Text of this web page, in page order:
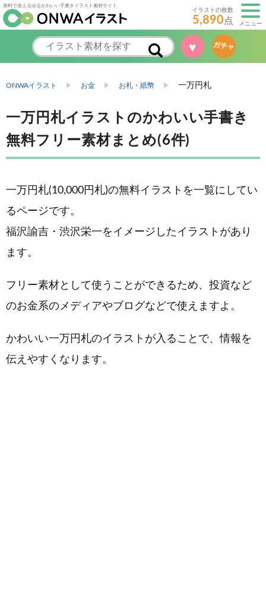
無料で使えるゆるかわいい手書きイラスト素材サイト
イラストの枚数
5,890点 メニュー
♥ ガチャ
ONWAイラスト お金 お札・紙幣 一万円札
一万円札イラストのかわいい手書き
無料フリー素材まとめ(6件)
一万円札(10,000円札)の無料イラストを一覧にしてい
るページです。
福沢諭吉・渋沢栄一をイメージしたイラストがあり
ます。
フリー素材として使うことができるため、投資など
のお金系のメディアやブログなどで使えますよ。
かわいい一万円札のイラストが入ることで、情報を
伝えやすくなります。